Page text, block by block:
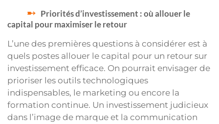
Priorités d’investissement : où allouer le
capital pour maximiser le retour
L’une des premières questions à considérer est à
quels postes allouer le capital pour un retour sur
investissement efficace. On pourrait envisager de
prioriser les outils technologiques
indispensables, le marketing ou encore la
formation continue. Un investissement judicieux
dans l’image de marque et la communication